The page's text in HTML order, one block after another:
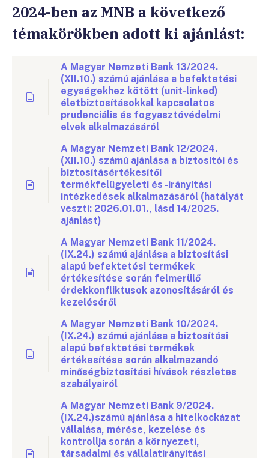
2024-ben az MNB a következő
témakörökben adott ki ajánlást:
A Magyar Nemzeti Bank 13/2024.
(XII.10.) számú ajánlása a befektetési
egységekhez kötött (unit-linked)
életbiztosításokkal kapcsolatos
prudenciális és fogyasztóvédelmi
elvek alkalmazásáról
A Magyar Nemzeti Bank 12/2024.
(XII.10.) számú ajánlása a biztosítói és
biztosításértékesítői
termékfelügyeleti és -irányítási
intézkedések alkalmazásáról (hatályát
veszti: 2026.01.01., lásd 14/2025.
ajánlást)
A Magyar Nemzeti Bank 11/2024.
(IX.24.) számú ajánlása a biztosítási
alapú befektetési termékek
értékesítése során felmerülő
érdekkonfliktusok azonosításáról és
kezeléséről
A Magyar Nemzeti Bank 10/2024.
(IX.24.) számú ajánlása a biztosítási
alapú befektetési termékek
értékesítése során alkalmazandó
minőségbiztosítási hívások részletes
szabályairól
A Magyar Nemzeti Bank 9/2024.
(IX.24.)számú ajánlása a hitelkockázat
vállalása, mérése, kezelése és
kontrollja során a környezeti,
társadalmi és vállalatirányítási